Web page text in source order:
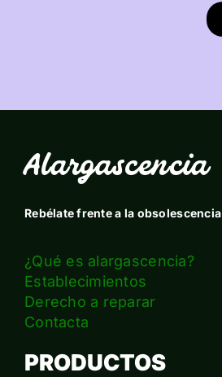
Alargascencia
Rebélate frente a la obsolescencia
¿Qué es alargascencia?
Establecimientos
Derecho a reparar
Contacta
PRODUCTOS